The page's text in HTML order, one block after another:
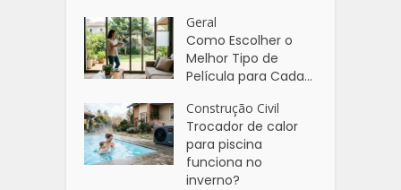
Geral
Como Escolher o
Melhor Tipo de
Película para Cada...
Construção Civil
Trocador de calor
para piscina
funciona no
inverno?